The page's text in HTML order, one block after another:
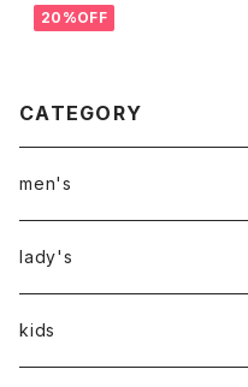
20%OFF
CATEGORY
men's
アウター
トップス
lady's
アウター
kids